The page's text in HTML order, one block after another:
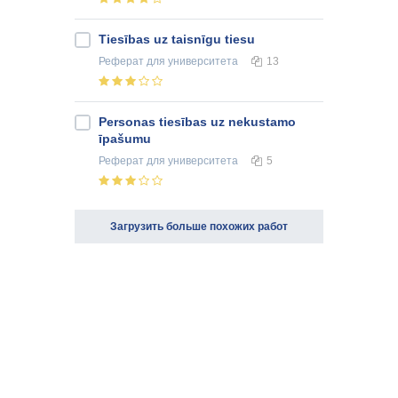
Tiesības uz taisnīgu tiesu
Реферат для университета 13
Personas tiesības uz nekustamo
īpašumu
Реферат для университета 5
Загрузить больше похожих работ